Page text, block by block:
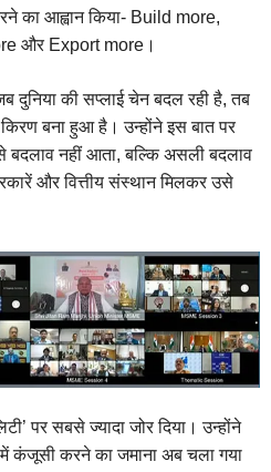
का आह्वान किया- Build more,
और Export more।
दुनिया की सप्लाई चेन बदल रही है, तब
किरण बना हुआ है। उन्होंने इस बात पर
बदलाव नहीं आता, बल्कि असली बदलाव
और वित्तीय संस्थान मिलकर उसे
पर सबसे ज्यादा जोर दिया। उन्होंने
में कंजूसी करने का जमाना अब चला गया